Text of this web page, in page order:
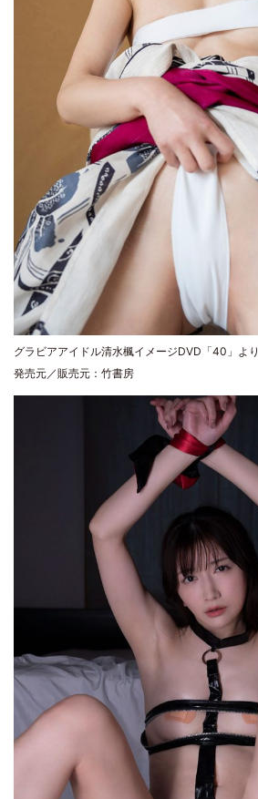
グラビアアイドル清水楓イメージDVD「40」より
発売元／販売元：竹書房